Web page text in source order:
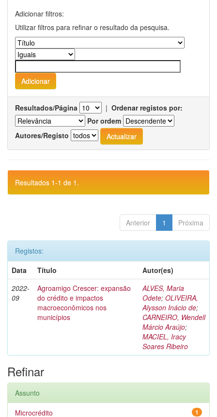
Adicionar filtros:
Utilizar filtros para refinar o resultado da pesquisa.
Resultados/Página | Ordenar registos por:
Por ordem
Autores/Registo
Resultados 1-1 de 1.
Anterior 1 Próxima
Registos:
Data
Título
Autor(es)
2022-
09
Agroamigo Crescer: expansão
do crédito e impactos
macroeconômicos nos
municípios
ALVES, Maria
Odete; OLIVEIRA,
Alysson Inácio de;
CARNEIRO, Wendell
Márcio Araújo;
MACIEL, Iracy
Soares Ribeiro
Refinar
Assunto
1
Microcrédito